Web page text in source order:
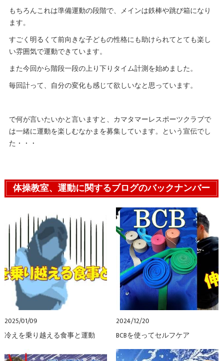
もちろんこれは準備運動の段階で、メインは鉄棒や跳び箱になり
ます。
すごく明るくて前向きな子どもの性格にも助けられてとても楽し
い雰囲気で運動できています。
また今回から階段一段の上り下りタイム計測を始めました。
毎回計って、自分の変化も感じて欲しいなと思っています。
で何が言いたいかと言いますと、カマタマーレスポーツクラブで
は一緒に運動を楽しむなかまを募集しています。という宣伝でし
た・・・
体操教室、運動に関するブログのバックナンバー
2025/01/09
冷えを乗り越える食事と運動
2024/12/20
BCBを使ってセルフケア